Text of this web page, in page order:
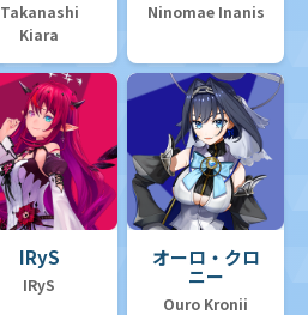
Takanashi
Kiara
Ninomae Inanis
IRyS
IRyS
オーロ・クロ
ニー
Ouro Kronii